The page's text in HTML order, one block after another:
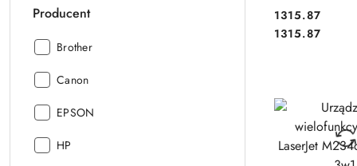
Producent
Producent:
Brother
Producent:
Canon
Producent:
EPSON
Producent:
HP
Cena:
1315.87
Cena:
1315.87